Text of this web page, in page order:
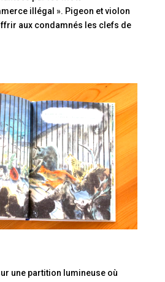
illégal ». Pigeon et violon
aux condamnés les clefs de
une partition lumineuse où